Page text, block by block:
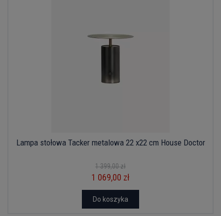
Lampa stołowa Tacker metalowa 22 x22 cm House Doctor
1 399,00 zł
1 069,00 zł
Do koszyka